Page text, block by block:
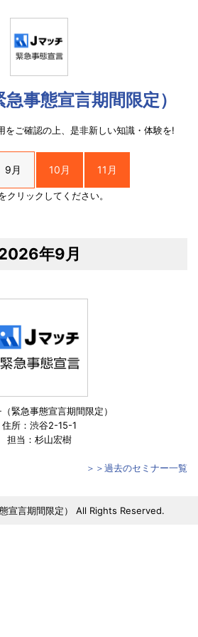
事態宣言期間限定）
をご確認の上、是非新しい知識・体験を!
9月 10月 11月
クリックしてください。
年9月
（緊急事態宣言期間限定）
住所：渋谷2-15-1
担当：杉山宏樹
＞＞過去のセミナー一覧
宣言期間限定） All Rights Reserved.